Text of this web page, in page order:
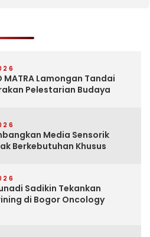
MATRA Lamongan Tandai
Pelestarian Budaya
Media Sensorik
Berkebutuhan Khusus
Sadikin Tekankan
di Bogor Oncology